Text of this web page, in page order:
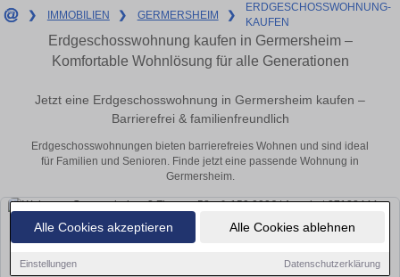
Alle Cookies akzeptieren Alle Cookies ablehnen
Einstellungen Datenschutzerklärung
❯ IMMOBILIEN ❯ GERMERSHEIM ❯
ERDGESCHOSSWOHNUNG-
KAUFEN
Erdgeschosswohnung kaufen in Germersheim –
Komfortable Wohnlösung für alle Generationen
Jetzt eine Erdgeschosswohnung in Germersheim kaufen –
Barrierefrei & familienfreundlich
Erdgeschosswohnungen bieten barrierefreies Wohnen und sind ideal
für Familien und Senioren. Finde jetzt eine passende Wohnung in
Germersheim.